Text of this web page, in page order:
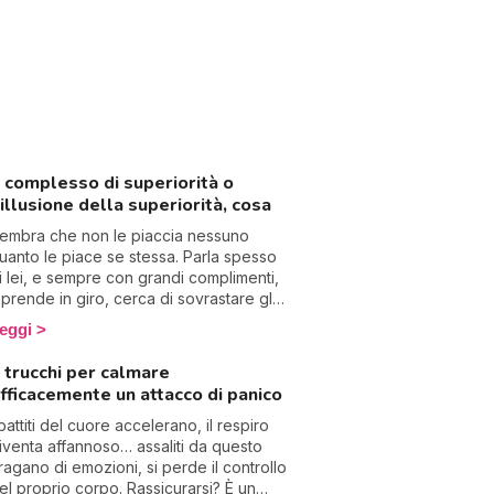
complesso di superiorità o
della superiorità, cosa
che non le piaccia nessuno
le piace se stessa. Parla spesso
lei, e sempre con grandi complimenti,
in giro, cerca di sovrastare gli
sembra disprezzare tutto e ha un
problema di autostima. Benvenuta
che nasconde nel 90% un
di inferiorità!
trucchi per calmare
un attacco di panico
del cuore accelerano, il respiro
affannoso… assaliti da questo
di emozioni, si perde il controllo
proprio corpo. Rassicurarsi? È un